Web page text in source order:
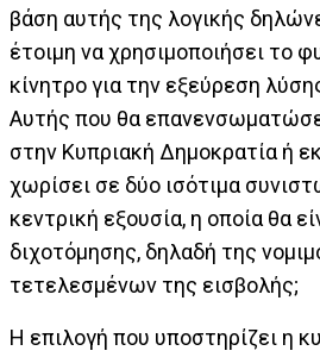
βάση αυτής της λογικής
έτοιμη να χρησιμοποιήσει το
κίνητρο για την εξεύρεση
Αυτής που θα
στην Κυπριακή Δημοκρατία ή
χωρίσει σε δύο ισότιμα
κεντρική εξουσία, η οποία θα
διχοτόμησης, δηλαδή της
τετελεσμένων της εισβολής;
Η επιλογή που υποστηρίζει η